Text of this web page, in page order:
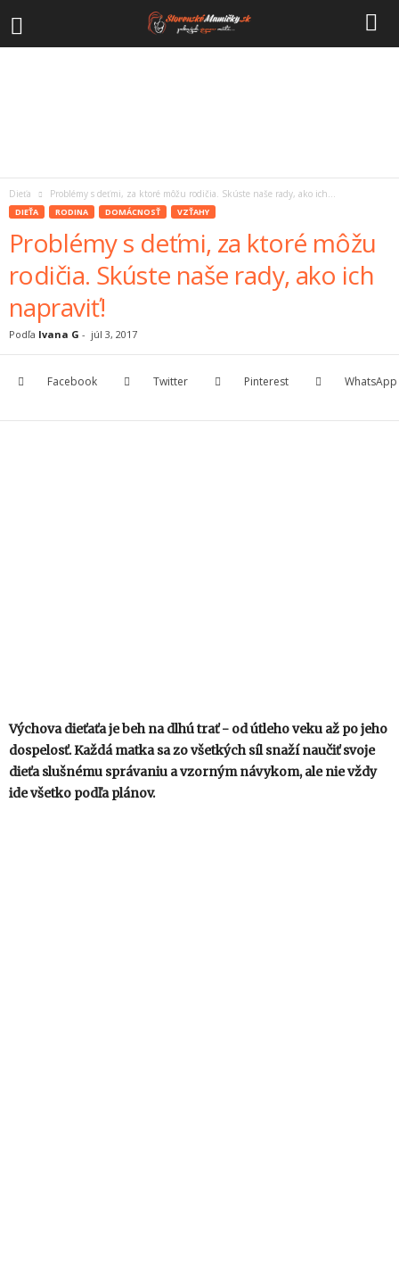
Dieťa Problémy s deťmi, za ktoré môžu rodičia. Skúste naše rady, ako ich...
DIEŤA RODINA DOMÁCNOSŤ VZŤAHY
Problémy s deťmi, za ktoré môžu
rodičia. Skúste naše rady, ako ich
napraviť!
Podľa Ivana G - júl 3, 2017
Facebook Twitter Pinterest WhatsApp
Výchova dieťaťa je beh na dlhú trať - od útleho veku až po jeho
dospelosť. Každá matka sa zo všetkých síl snaží naučiť svoje
dieťa slušnému správaniu a vzorným návykom, ale nie vždy
ide všetko podľa plánov.